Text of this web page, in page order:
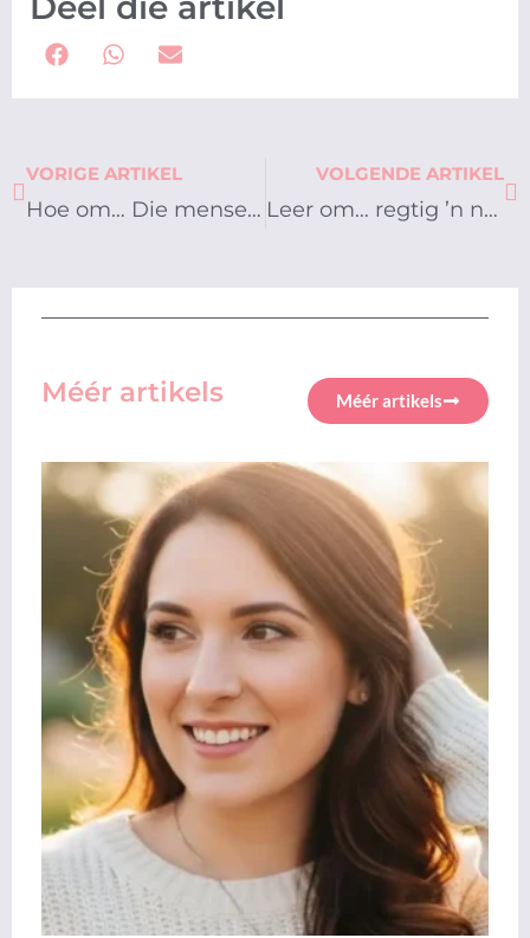
Prev
VORIGE ARTIKEL
Hoe om… Die mense saam met wie jy werk te verstaan
VOLGENDE ARTIKEL
Leer om… regtig ’n nuwe mens te wees
Méér artikels Méér artikels